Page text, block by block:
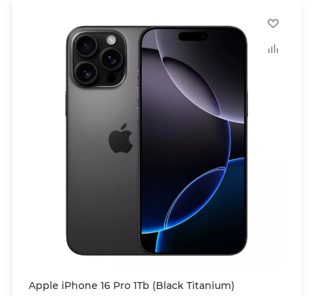
Apple iPhone 16 Pro 1Tb (Black Titanium)